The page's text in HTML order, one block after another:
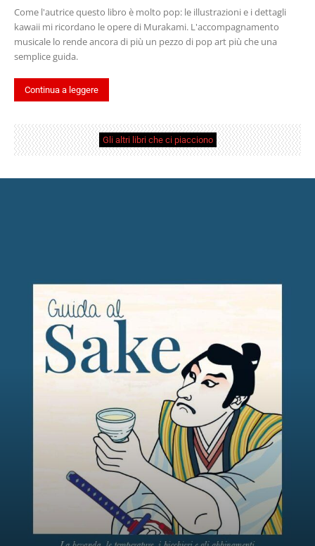
Come l'autrice questo libro è molto pop: le illustrazioni e i dettagli
kawaii mi ricordano le opere di Murakami. L'accompagnamento
musicale lo rende ancora di più un pezzo di pop art più che una
semplice guida.
Continua a leggere
Gli altri libri che ci piacciono